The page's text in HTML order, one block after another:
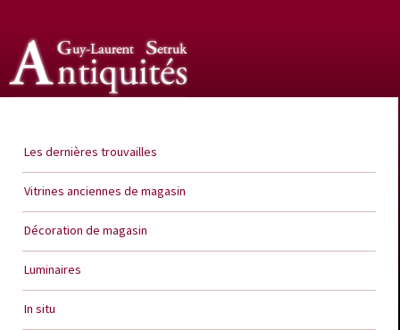
Les dernières trouvailles
Vitrines anciennes de magasin
Décoration de magasin
Luminaires
In situ